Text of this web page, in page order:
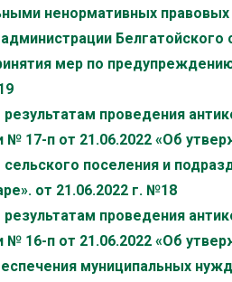
ненормативных
мер по
проведения
№ 17-п от 21.06.2022 «Об
сельского поселения и
от 21.06.2022 г. №18
проведения
№ 16-п от 21.06.2022 «Об
муниципальных